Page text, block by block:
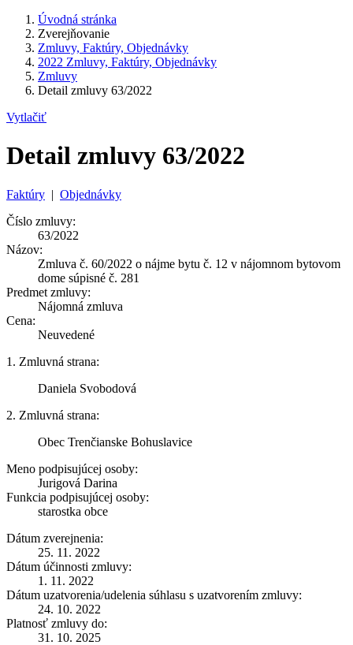
Úvodná stránka
Zverejňovanie
Zmluvy, Faktúry, Objednávky
2022 Zmluvy, Faktúry, Objednávky
Zmluvy
Detail zmluvy 63/2022
Vytlačiť
Detail zmluvy 63/2022
Faktúry | Objednávky
Číslo zmluvy:
63/2022
Názov:
Zmluva č. 60/2022 o nájme bytu č. 12 v nájomnom bytovom
dome súpisné č. 281
Predmet zmluvy:
Nájomná zmluva
Cena:
Neuvedené
1. Zmluvná strana:
Daniela Svobodová
2. Zmluvná strana:
Obec Trenčianske Bohuslavice
Meno podpisujúcej osoby:
Jurigová Darina
Funkcia podpisujúcej osoby:
starostka obce
Dátum zverejnenia:
25. 11. 2022
Dátum účinnosti zmluvy:
1. 11. 2022
Dátum uzatvorenia/udelenia súhlasu s uzatvorením zmluvy:
24. 10. 2022
Platnosť zmluvy do:
31. 10. 2025